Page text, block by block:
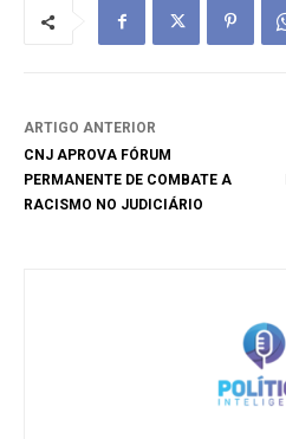
ARTIGO ANTERIOR
CNJ APROVA FÓRUM
PERMANENTE DE COMBATE A
RACISMO NO JUDICIÁRIO